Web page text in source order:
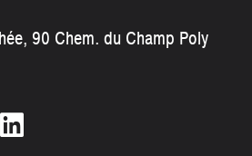
90 Chem. du Champ Poly